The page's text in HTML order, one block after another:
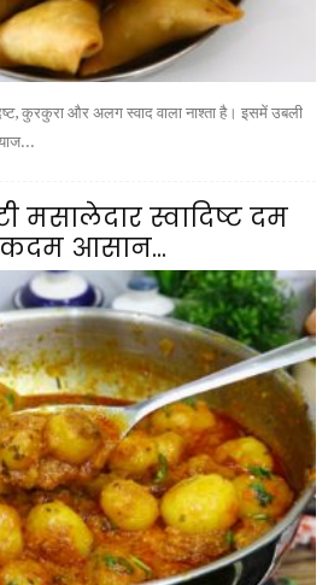
कुरकुरा और अलग स्वाद वाला नाश्ता है। इसमें उबली
मसालेदार स्वादिष्ट दम
आसान...